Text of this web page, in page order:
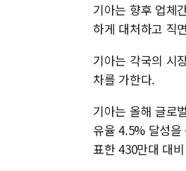
기아는 향후 업체
하게 대처하고 직
기아는 각국의 시
차를 가한다.
기아는 올해 글로
유율 4.5% 달성을
표한 430만대 대